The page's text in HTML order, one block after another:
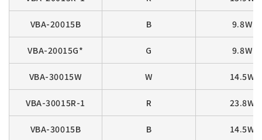
VBA-20015B B 9.8W
VBA-20015G* G 9.8W
VBA-30015W W 14.5W
VBA-30015R-1 R 23.8W
VBA-30015B B 14.5W